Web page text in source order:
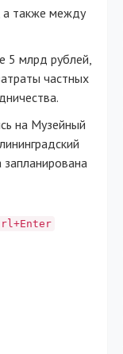
а также между
5 млрд рублей,
частных
на Музейный
запланирована